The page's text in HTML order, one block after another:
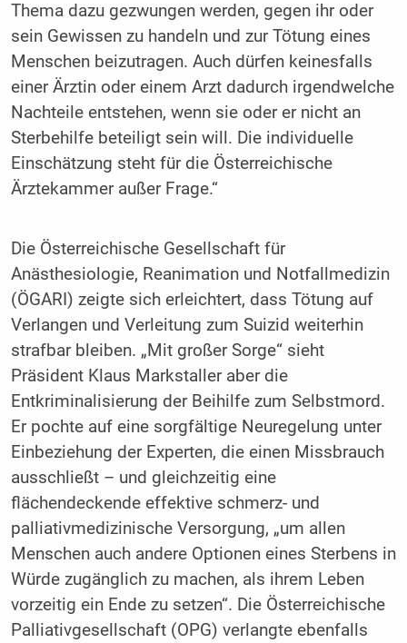
Thema dazu gezwungen werden, gegen ihr oder
sein Gewissen zu handeln und zur Tötung eines
Menschen beizutragen. Auch dürfen keinesfalls
einer Ärztin oder einem Arzt dadurch irgendwelche
Nachteile entstehen, wenn sie oder er nicht an
Sterbehilfe beteiligt sein will. Die individuelle
Einschätzung steht für die Österreichische
Ärztekammer außer Frage.“
Die Österreichische Gesellschaft für
Anästhesiologie, Reanimation und Notfallmedizin
(ÖGARI) zeigte sich erleichtert, dass Tötung auf
Verlangen und Verleitung zum Suizid weiterhin
strafbar bleiben. „Mit großer Sorge“ sieht
Präsident Klaus Markstaller aber die
Entkriminalisierung der Beihilfe zum Selbstmord.
Er pochte auf eine sorgfältige Neuregelung unter
Einbeziehung der Experten, die einen Missbrauch
ausschließt – und gleichzeitig eine
flächendeckende effektive schmerz- und
palliativmedizinische Versorgung, „um allen
Menschen auch andere Optionen eines Sterbens in
Würde zugänglich zu machen, als ihrem Leben
vorzeitig ein Ende zu setzen“. Die Österreichische
Palliativgesellschaft (OPG) verlangte ebenfalls